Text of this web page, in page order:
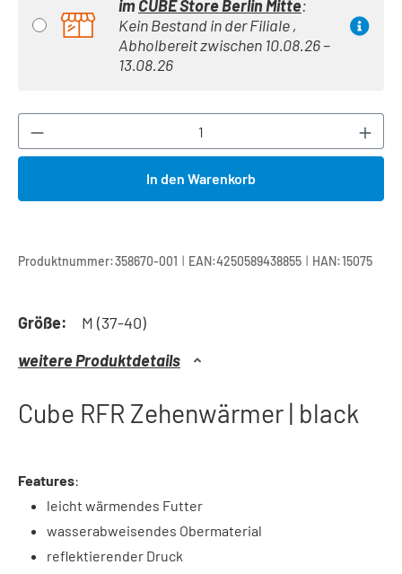
imCUBE Store Berlin Mitte:
Kein Bestand in der Filiale ,
Abholbereit zwischen 10.08.26 –
13.08.26
Produkt Anzahl: Gib den gewünschten
In den Warenkorb
Produktnummer:358670-001 | EAN:4250589438855 | HAN:15075
Größe:
M (37-40)
weitere Produktdetails
Cube RFR Zehenwärmer | black
Features:
leicht wärmendes Futter
wasserabweisendes Obermaterial
reflektierender Druck